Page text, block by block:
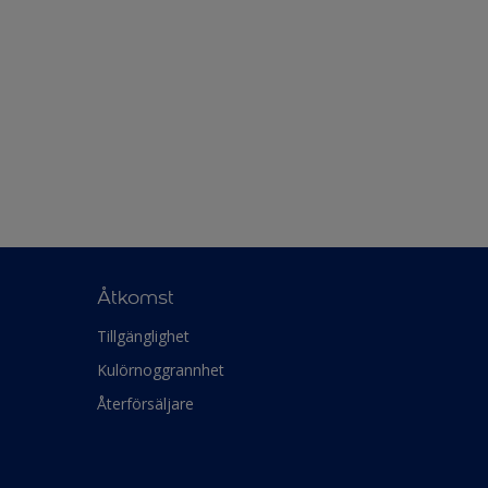
Åtkomst
Tillgänglighet
Kulörnoggrannhet
Återförsäljare